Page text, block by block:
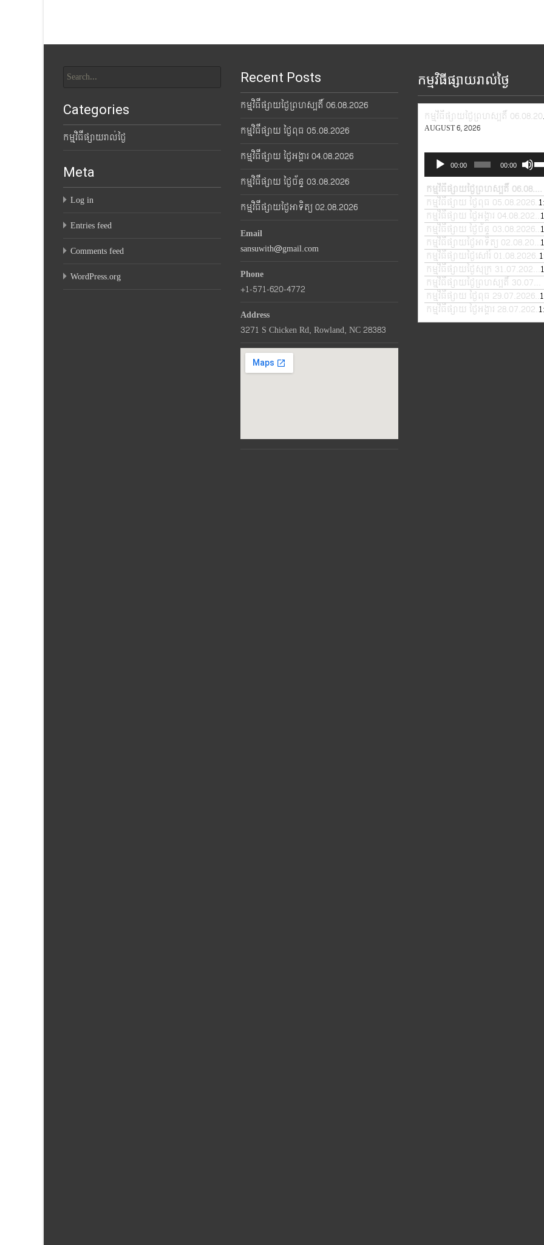
for:
Recent Posts
កម្មវិធីផ្សាយថ្ងៃព្រហស្បតិ៍ 06.08.2026
កម្មវិធីផ្សាយ ថ្ងៃពុធ 05.08.2026
កម្មវិធីផ្សាយ ថ្ងៃអង្គារ 04.08.2026
កម្មវិធីផ្សាយ ថ្ងៃច័ន្ទ 03.08.2026
កម្មវិធីផ្សាយថ្ងៃអាទិត្យ 02.08.2026
កម្មវិធីផ្សាយរាល់ថ្ងៃ
កម្
AUGUST 6, 2026
Audio
Player
00:00 00:00
to
or
កម្មវិធីផ្សាយថ្ងៃព្រហស្បតិ៍ 06.08.2026
កម្មវិធីផ្សាយ ថ្ងៃពុធ 05.08.2026
កម្មវិធីផ្សាយ ថ្ងៃអង្គារ 04.08.2026
កម្មវិធីផ្សាយ ថ្ងៃច័ន្ទ 03.08.2026
កម្មវិធីផ្សាយថ្ងៃអាទិត្យ 02.08.2026
កម្មវិធីផ្សាយថ្ងៃសៅរ៍ 01.08.2026
កម្មវិធីផ្សាយថ្ងៃសុក្រ 31.07.2026
កម្មវិធីផ្សាយថ្ងៃព្រហស្បតិ៍ 30.07.2026
កម្មវិធីផ្សាយ ថ្ងៃពុធ 29.07.2026
—
កម្មវិធីផ្សាយ ថ្ងៃអង្គារ 28.07.2026
Categories
កម្មវិធីផ្សាយរាល់ថ្ងៃ
Meta
Log in
Entries feed
Comments feed
WordPress.org
Email
sansuwith@gmail.com
Phone
+1-571-620-4772
Address
3271 S Chicken Rd, Rowland, NC 28383